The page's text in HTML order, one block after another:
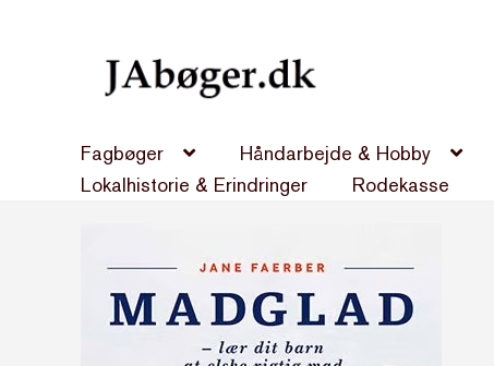
Spring
Spring
Fagbøger Håndarbejde & Hobby
Lokalhistorie & Erindringer
Rodekasse